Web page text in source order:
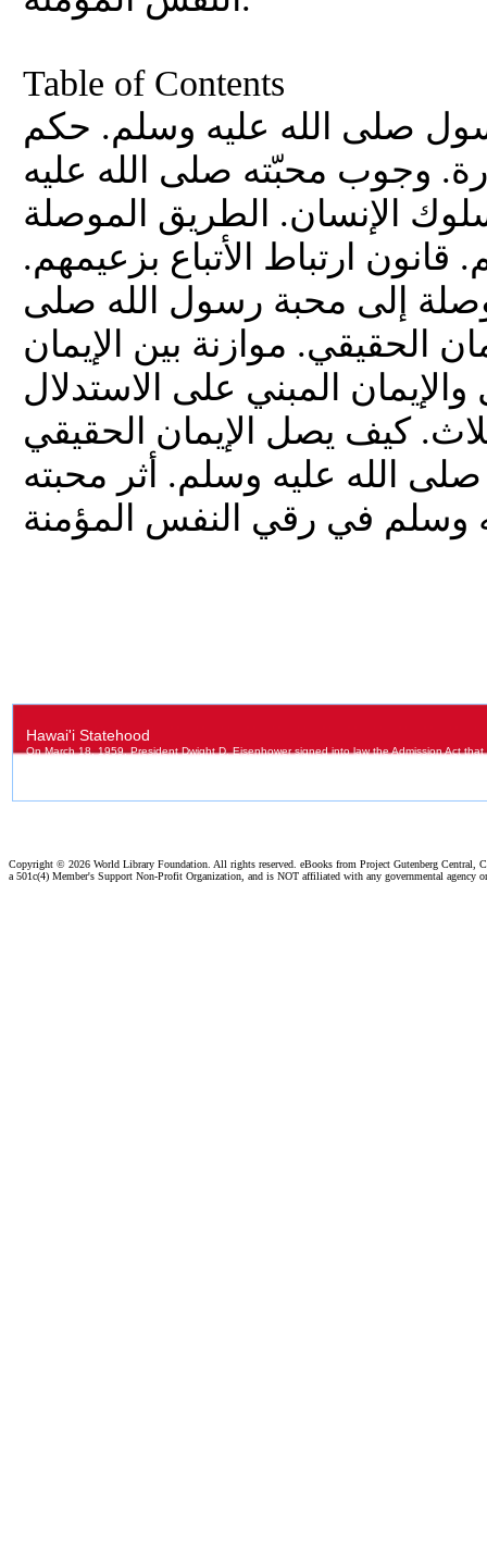
Table of Contents
صلى الله عليه وسلم. حكم
وجوب محبّته صلى الله عليه
الإنسان. الطريق الموصلة
ارتباط الأتباع بزعيمهم.
إلى محبة رسول الله صلى
الحقيقي. موازنة بين الإيمان
المبني على الاستدلال
كيف يصل الإيمان الحقيقي
الله عليه وسلم. أثر محبته
Copyright © 2026 World Library Foundation. All rights reserved. eBooks from Project Gutenberg Central,
a 501c(4) Member's Support Non-Profit Organization, and is NOT affiliated with any governmental agency